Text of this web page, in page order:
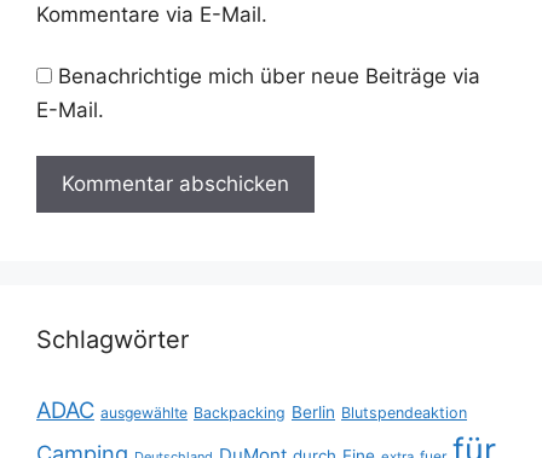
Kommentare via E-Mail.
Benachrichtige mich über neue Beiträge via
E-Mail.
Schlagwörter
ADAC ausgewählte Backpacking Berlin Blutspendeaktion